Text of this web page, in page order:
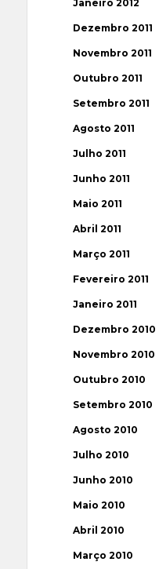
Janeiro 2012
Dezembro 2011
Novembro 2011
Outubro 2011
Setembro 2011
Agosto 2011
Julho 2011
Junho 2011
Maio 2011
Abril 2011
Março 2011
Fevereiro 2011
Janeiro 2011
Dezembro 2010
Novembro 2010
Outubro 2010
Setembro 2010
Agosto 2010
Julho 2010
Junho 2010
Maio 2010
Abril 2010
Março 2010